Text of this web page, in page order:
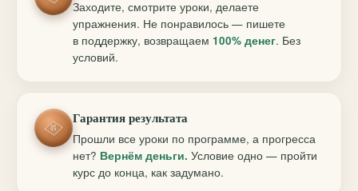
Заходите, смотрите уроки, делаете
упражнения. Не понравилось — пишете
в поддержку, возвращаем 100% денег. Без
условий.
Гарантия результата
Прошли все уроки по программе, а прогресса
нет? Вернём деньги. Условие одно — пройти
курс до конца, как задумано.